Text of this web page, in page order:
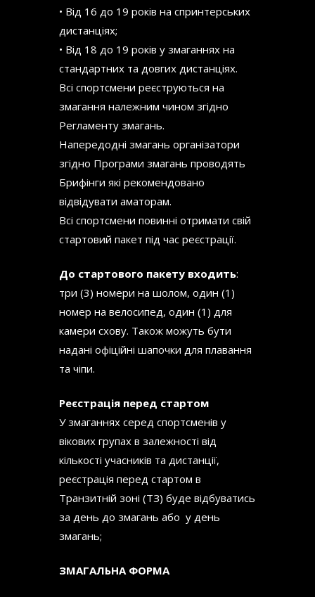
• Від 16 до 19 років на спринтерських
дистанціях;
• Від 18 до 19 років у змаганнях на
стандартних та довгих дистанціях.
Всі спортсмени реєструються на
змагання належним чином згідно
Регламенту змагань.
Напередодні змагань організатори
згідно Програми змагань проводять
Брифінги які рекомендовано
відвідувати аматорам.
Всі спортсмени повинні отримати свій
стартовий пакет під час реєстрації.
До стартового пакету входить:
три (3) номери на шолом, один (1)
номер на велосипед, один (1) для
камери схову. Також можуть бути
надані офіційні шапочки для плавання
та чіпи.
Реєстрація перед стартом
У змаганнях серед спортсменів у
вікових групах в залежності від
кількості учасників та дистанції,
реєстрація перед стартом в
Транзитній зоні (ТЗ) буде відбуватись
за день до змагань або у день
змагань;
ЗМАГАЛЬНА ФОРМА